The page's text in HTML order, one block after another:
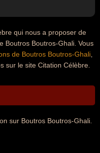
qui nous a proposer de
Boutros Boutros-Ghali. Vous
de Boutros Boutros-Ghali
sur le site Citation Célèbre.
sur Boutros Boutros-Ghali.